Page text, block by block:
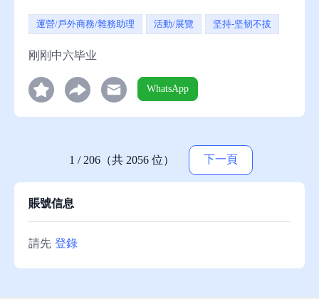
運營/戶外商務/雜務助理 活動/展覽 坚持-坚韧不拔
刚刚中六毕业
WhatsApp
1 / 206（共 2056 位） 下一頁
賬號信息
請先 登錄